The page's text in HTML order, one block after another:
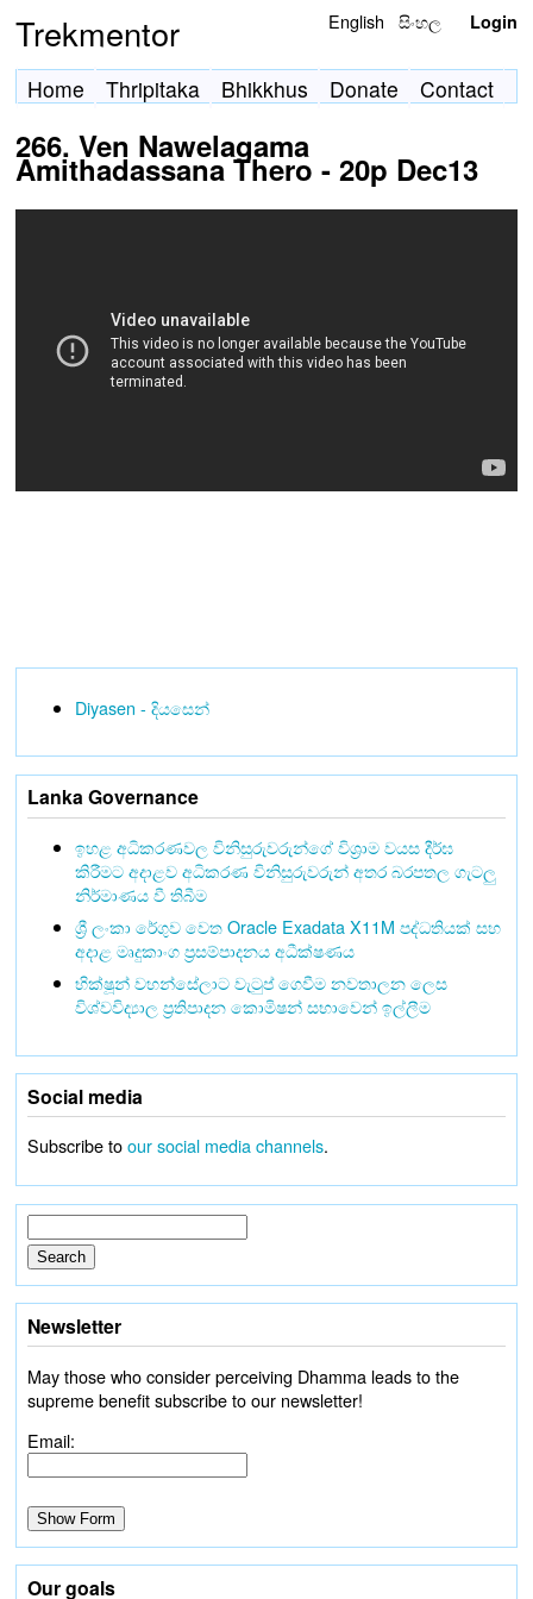
Trekmentor English සිංහල Login
Home Thripitaka Bhikkhus Donate Contact
266. Ven Nawelagama
Amithadassana Thero - 20p Dec13
Diyasen - දියසෙන්
Lanka Governance
ඉහළ අධිකරණවල විනිසුරුවරුන්ගේ විශ්‍රාම වයස දීර්ඝ
කිරීමට අදාළව අධිකරණ විනිසුරුවරුන් අතර බරපතල ගැටලු
නිර්මාණය වී තිබීම
ශ්‍රී ලංකා රේගුව වෙත Oracle Exadata X11M පද්ධතියක් සහ
අදාළ මෘදුකාංග ප්‍රසම්පාදනය අධීක්ෂණය
භික්ෂූන් වහන්සේලාට වැටුප් ගෙවීම නවතාලන ලෙස
විශ්වවිද්‍යාල ප්‍රතිපාදන කොමිෂන් සභාවෙන් ඉල්ලීම
Social media
Subscribe toour social media channels.
Newsletter
May those who consider perceiving Dhamma leads to the
supreme benefit subscribe to our newsletter!
Email:
Our goals